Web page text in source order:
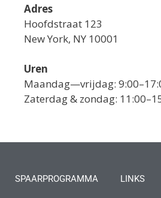
Adres
Hoofdstraat 123
New York, NY 10001
Uren
Maandag—vrijdag:
Zaterdag & zondag:
SPAARPROGRAMMA LINKS